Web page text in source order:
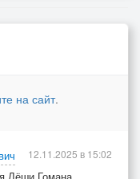
на сайт.
12.11.2025 в 15:02